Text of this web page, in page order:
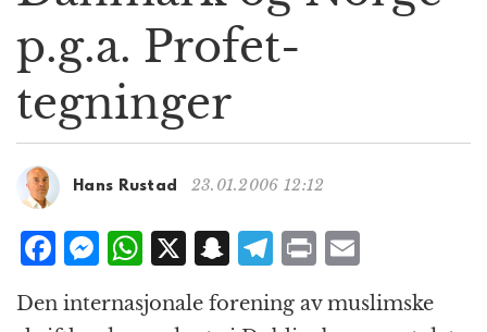
g
a
t
p.g.a. Profet-
tegninger
Hans Rustad 23.01.2006 12:12
F
a
c
M
ss
W
h
at
X S
a
T
e
P
n
m
ai
Den internasjonale forening av muslimske